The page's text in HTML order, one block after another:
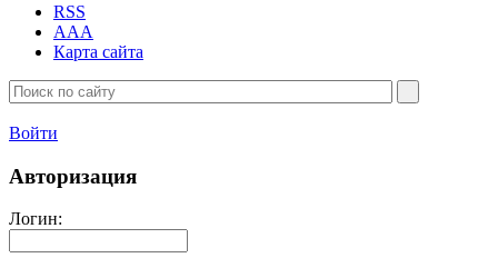
RSS
AAA
Карта сайта
Войти
Авторизация
Логин: